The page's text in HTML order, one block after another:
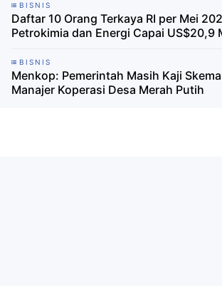
BISNIS
Daftar 10 Orang Terkaya RI per Mei
Petrokimia dan Energi Capai US$20,9
BISNIS
Menkop: Pemerintah Masih Kaji
Manajer Koperasi Desa Merah Putih